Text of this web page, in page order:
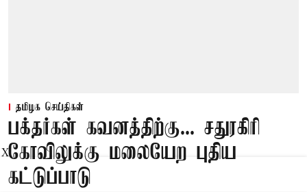
தமிழக செய்திகள்
பக்தர்கள் கவனத்திற்கு... சதுரகிரி
கோவிலுக்கு மலையேற புதிய
கட்டுப்பாடு
X